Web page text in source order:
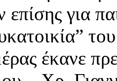
για
έκανε